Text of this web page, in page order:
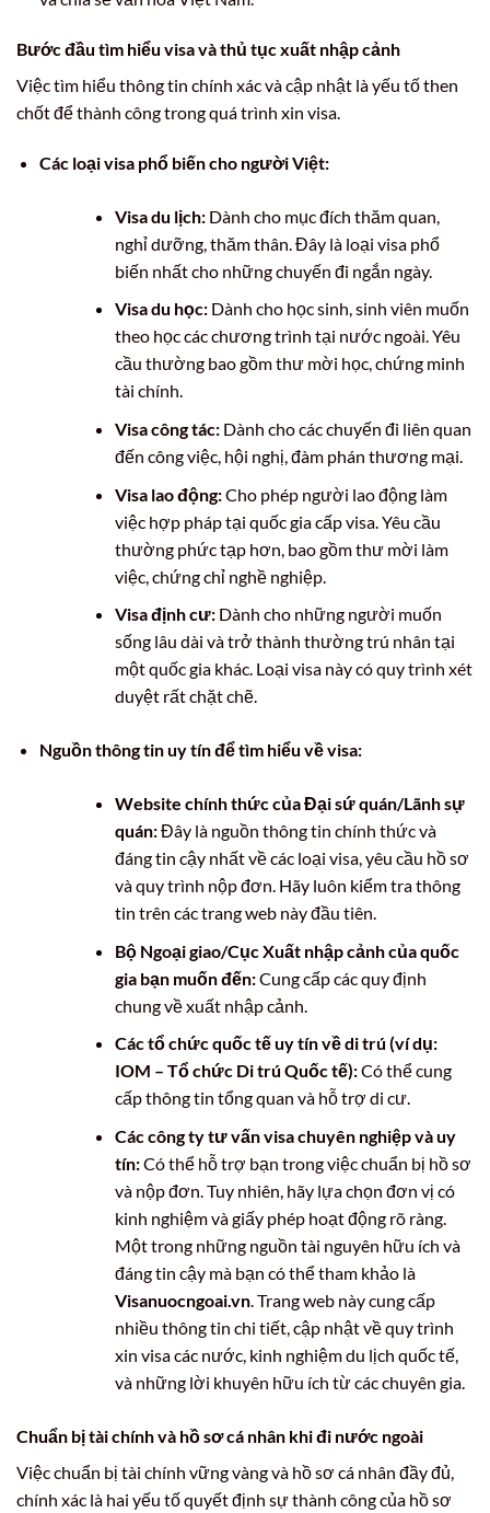
Bước đầu tìm hiểu visa và thủ tục xuất nhập cảnh
Việc tìm hiểu thông tin chính xác và cập nhật là yếu tố then
chốt để thành công trong quá trình xin visa.
Các loại visa phổ biến cho người Việt:
Visa du lịch:Dành cho mục đích thăm quan,
nghỉ dưỡng, thăm thân. Đây là loại visa phổ
biến nhất cho những chuyến đi ngắn ngày.
Visa du học:Dành cho học sinh, sinh viên muốn
theo học các chương trình tại nước ngoài. Yêu
cầu thường bao gồm thư mời học, chứng minh
tài chính.
Visa công tác:Dành cho các chuyến đi liên quan
đến công việc, hội nghị, đàm phán thương mại.
Visa lao động:Cho phép người lao động làm
việc hợp pháp tại quốc gia cấp visa. Yêu cầu
thường phức tạp hơn, bao gồm thư mời làm
việc, chứng chỉ nghề nghiệp.
Visa định cư:Dành cho những người muốn
sống lâu dài và trở thành thường trú nhân tại
một quốc gia khác. Loại visa này có quy trình xét
duyệt rất chặt chẽ.
Nguồn thông tin uy tín để tìm hiểu về visa:
Website chính thức của Đại sứ quán/Lãnh sự
quán:Đây là nguồn thông tin chính thức và
đáng tin cậy nhất về các loại visa, yêu cầu hồ sơ
và quy trình nộp đơn. Hãy luôn kiểm tra thông
tin trên các trang web này đầu tiên.
Bộ Ngoại giao/Cục Xuất nhập cảnh của quốc
gia bạn muốn đến:Cung cấp các quy định
chung về xuất nhập cảnh.
Các tổ chức quốc tế uy tín về di trú (ví dụ:
IOM – Tổ chức Di trú Quốc tế):Có thể cung
cấp thông tin tổng quan và hỗ trợ di cư.
Các công ty tư vấn visa chuyên nghiệp và uy
tín:Có thể hỗ trợ bạn trong việc chuẩn bị hồ sơ
và nộp đơn. Tuy nhiên, hãy lựa chọn đơn vị có
kinh nghiệm và giấy phép hoạt động rõ ràng.
Một trong những nguồn tài nguyên hữu ích và
đáng tin cậy mà bạn có thể tham khảo là
Visanuocngoai.vn. Trang web này cung cấp
nhiều thông tin chi tiết, cập nhật về quy trình
xin visa các nước, kinh nghiệm du lịch quốc tế,
và những lời khuyên hữu ích từ các chuyên gia.
Chuẩn bị tài chính và hồ sơ cá nhân khi đi nước ngoài
Việc chuẩn bị tài chính vững vàng và hồ sơ cá nhân đầy đủ,
chính xác là hai yếu tố quyết định sự thành công của hồ sơ